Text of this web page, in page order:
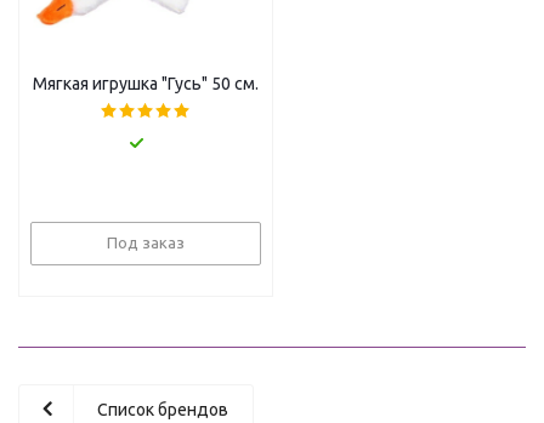
Мягкая игрушка "Гусь" 50 см.
Под заказ
Список брендов